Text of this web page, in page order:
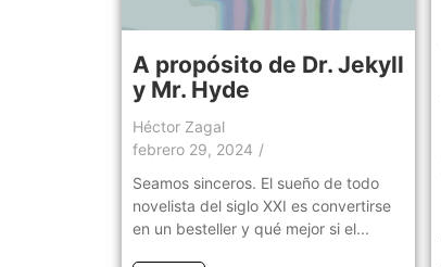
A propósito de Dr. Jekyll
y Mr. Hyde
Héctor Zagal
febrero 29, 2024 /
Seamos sinceros. El sueño de todo
novelista del siglo XXI es convertirse
en un besteller y qué mejor si el...